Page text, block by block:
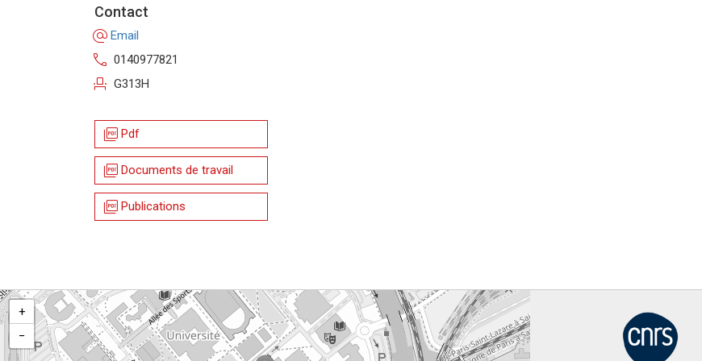
Contact
alternate_email Email
call 0140977821
event_seat G313H
picture_as_pdf Pdf
picture_as_pdf Documents de travail
picture_as_pdf Publications
+
−